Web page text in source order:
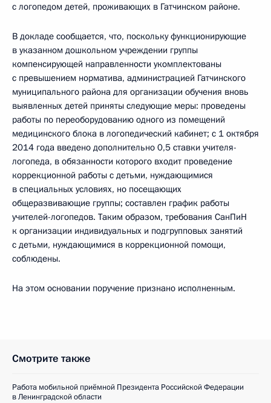
с логопедом детей, проживающих в Гатчинском районе.
В докладе сообщается, что, поскольку функционирующие
в указанном дошкольном учреждении группы
компенсирующей направленности укомплектованы
с превышением норматива, администрацией Гатчинского
муниципального района для организации обучения вновь
выявленных детей приняты следующие меры: проведены
работы по переоборудованию одного из помещений
медицинского блока в логопедический кабинет; с 1 октября
2014 года введено дополнительно 0,5 ставки учителя-
логопеда, в обязанности которого входит проведение
коррекционной работы с детьми, нуждающимися
в специальных условиях, но посещающих
общеразвивающие группы; составлен график работы
учителей-логопедов. Таким образом, требования СанПиН
к организации индивидуальных и подгрупповых занятий
с детьми, нуждающимися в коррекционной помощи,
соблюдены.
На этом основании поручение признано исполненным.
Смотрите также
Работа мобильной приёмной Президента Российской Федерации
в Ленинградской области